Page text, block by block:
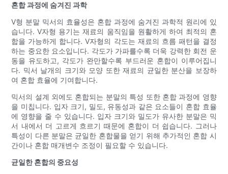
혼합 과정에 숨겨진 과학
V형 분말 믹서의 효율성은 혼합 과정에 숨겨진 과학적 원리에 있
습니다. V자형 용기는 재료의 움직임을 원활하게 하여 최적의 혼
합을 가능하게 합니다. V자형의 각도는 재료의 흐름 패턴을 결정
하는 중요한 요소입니다. 각도가 가파를수록 더욱 강력한 회전 운
동을 유도하고, 각도가 완만할수록 부드러운 혼합이 이루어집니
다. 믹서 날개의 크기와 모양 또한 재료의 균일한 분산을 보장하
여 혼합 효율에 기여합니다.
믹서의 설계 외에도 혼합되는 분말의 특성 또한 혼합 과정에 영향
을 미칩니다. 입자 크기, 밀도, 유동성과 같은 요소들이 혼합 효율
에 영향을 줄 수 있습니다. 입자 크기와 밀도가 유사한 분말은 믹
서 내에서 더 고르게 흐르기 때문에 혼합이 더 쉽습니다. 그러나
특성이 다른 분말은 균일한 혼합물을 얻기 위해 추가적인 혼합 시
간이나 혼합 매개변수 조정이 필요할 수 있습니다.
균일한 혼합의 중요성